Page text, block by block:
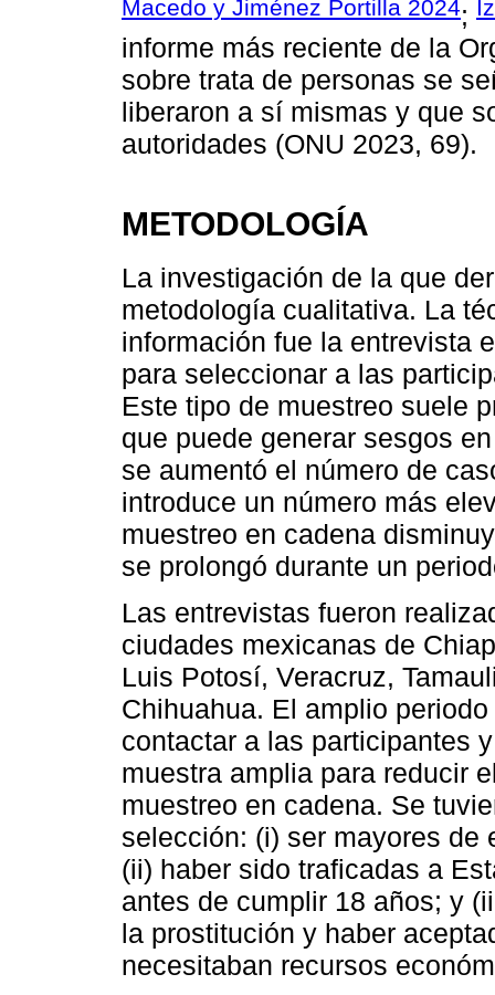
Macedo y Jiménez Portilla 2024;
informe más reciente de la
sobre trata de personas se
liberaron a sí mismas y que
autoridades (ONU 2023, 69).
METODOLOGÍA
La investigación de la que
metodología cualitativa. La
información fue la entrevista
para seleccionar a las
Este tipo de muestreo suele
que puede generar sesgos
se aumentó el número de
introduce un número más
muestreo en cadena
se prolongó durante un
Las entrevistas fueron
ciudades mexicanas de
Luis Potosí, Veracruz,
Chihuahua. El amplio
contactar a las participantes
muestra amplia para reducir
muestreo en cadena. Se
selección: (i) ser mayores de
(ii) haber sido traficadas a
antes de cumplir 18 años; y
la prostitución y haber
necesitaban recursos